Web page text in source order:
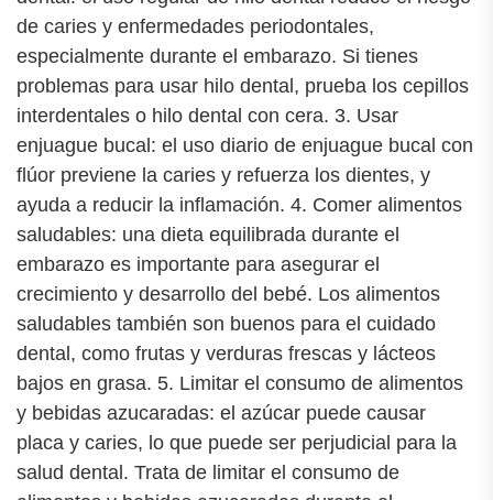
de caries y enfermedades periodontales,
especialmente durante el embarazo. Si tienes
problemas para usar hilo dental, prueba los cepillos
interdentales o hilo dental con cera. 3. Usar
enjuague bucal: el uso diario de enjuague bucal con
flúor previene la caries y refuerza los dientes, y
ayuda a reducir la inflamación. 4. Comer alimentos
saludables: una dieta equilibrada durante el
embarazo es importante para asegurar el
crecimiento y desarrollo del bebé. Los alimentos
saludables también son buenos para el cuidado
dental, como frutas y verduras frescas y lácteos
bajos en grasa. 5. Limitar el consumo de alimentos
y bebidas azucaradas: el azúcar puede causar
placa y caries, lo que puede ser perjudicial para la
salud dental. Trata de limitar el consumo de